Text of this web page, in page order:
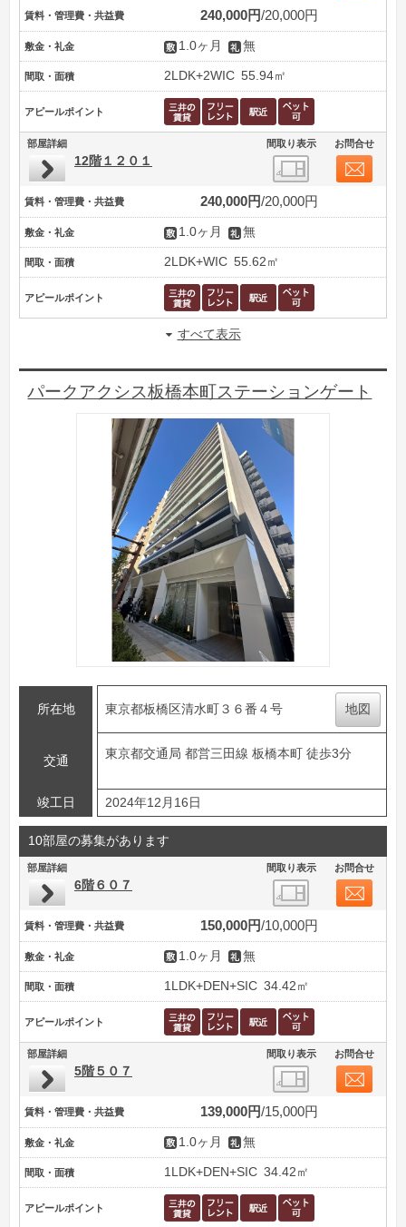
賃料・管理費・共益費 240,000円 20,000円
敷金・礼金 1.0ヶ月 無
間取・面積 2LDK+2WIC 55.94㎡
アピールポイント
部屋詳細 間取り表示 お問合せ
12階１２０１
賃料・管理費・共益費 240,000円 20,000円
敷金・礼金 1.0ヶ月 無
間取・面積 2LDK+WIC 55.62㎡
アピールポイント
すべて表示
パークアクシス板橋本町ステーションゲート
所在地 東京都板橋区清水町３６番４号 地図
交通
東京都交通局 都営三田線 板橋本町 徒歩3分
竣工日 2024年12月16日
10部屋の募集があります
部屋詳細 間取り表示 お問合せ
6階６０７
賃料・管理費・共益費 150,000円 10,000円
敷金・礼金 1.0ヶ月 無
間取・面積 1LDK+DEN+SIC 34.42㎡
アピールポイント
部屋詳細 間取り表示 お問合せ
5階５０７
賃料・管理費・共益費 139,000円 15,000円
敷金・礼金 1.0ヶ月 無
間取・面積 1LDK+DEN+SIC 34.42㎡
アピールポイント